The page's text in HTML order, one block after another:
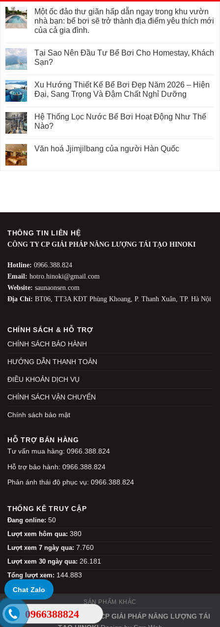
Một ốc đảo thư giãn hấp dẫn ngay trong khu vườn
nhà bạn: bể bơi sẽ trở thành địa điểm yêu thích mới
của cả gia đình.
Tại Sao Nên Đầu Tư Bể Bơi Cho Homestay, Khách
Sạn?
Xu Hướng Thiết Kế Bể Bơi Đẹp Năm 2026 – Hiện
Đại, Sang Trọng Và Đậm Chất Nghỉ Dưỡng
Hệ Thống Lọc Nước Bể Bơi Hoạt Động Như Thế
Nào?
Văn hoá Jjimjilbang của người Hàn Quốc
THÔNG TIN LIÊN HỆ
CÔNG TY CP GIẢI PHÁP NĂNG LƯỢNG TÁI TẠO HINOKI
Hotline: 0966.388.824
Email: hotro.hinoki@gmail.com
Website: saunaonsen.com
Địa Chỉ: BT06, TT3A KĐT Phùng Khoang, P. Thanh Xuân, TP. Hà Nội
CHÍNH SÁCH & HỖ TRỢ
CHÍNH SÁCH BẢO HÀNH
HƯỚNG DẪN THANH TOÁN
ĐIỀU KHOẢN DỊCH VỤ
CHÍNH SÁCH VẬN CHUYỂN
Chính sách bảo mật
HỖ TRỢ BÁN HÀNG
Tư vấn mua hàng: 0966.388.824
Hỗ trợ bảo hành: 0966.388.824
Phản ánh thái độ phục vụ: 0966.388.824
THỐNG KÊ TRUY CẬP
Đang online: 50
Lượt xem hôm qua: 380
Lượt xem 7 ngày qua: 7.760
Lượt xem 30 ngày qua: 26.181
Tổng lượt xem: 144.883
SẢN PHẨM KHÁC
Copyright 2026 ©CÔNG TY CP GIẢI PHÁP NĂNG LƯỢNG TÁI
Chat Zalo
0966388824